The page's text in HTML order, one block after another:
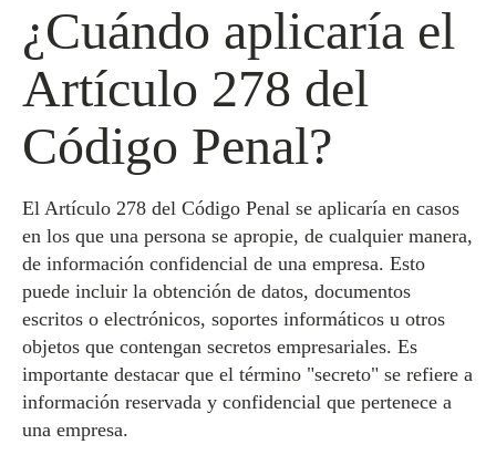
¿Cuándo aplicaría el
Artículo 278 del
Código Penal?
El Artículo 278 del Código Penal se aplicaría en casos
en los que una persona se apropie, de cualquier manera,
de información confidencial de una empresa. Esto
puede incluir la obtención de datos, documentos
escritos o electrónicos, soportes informáticos u otros
objetos que contengan secretos empresariales. Es
importante destacar que el término "secreto" se refiere a
información reservada y confidencial que pertenece a
una empresa.